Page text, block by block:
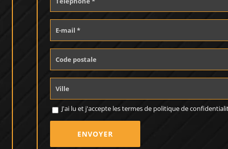
J'ai lu et j'accepte les termes de politique de